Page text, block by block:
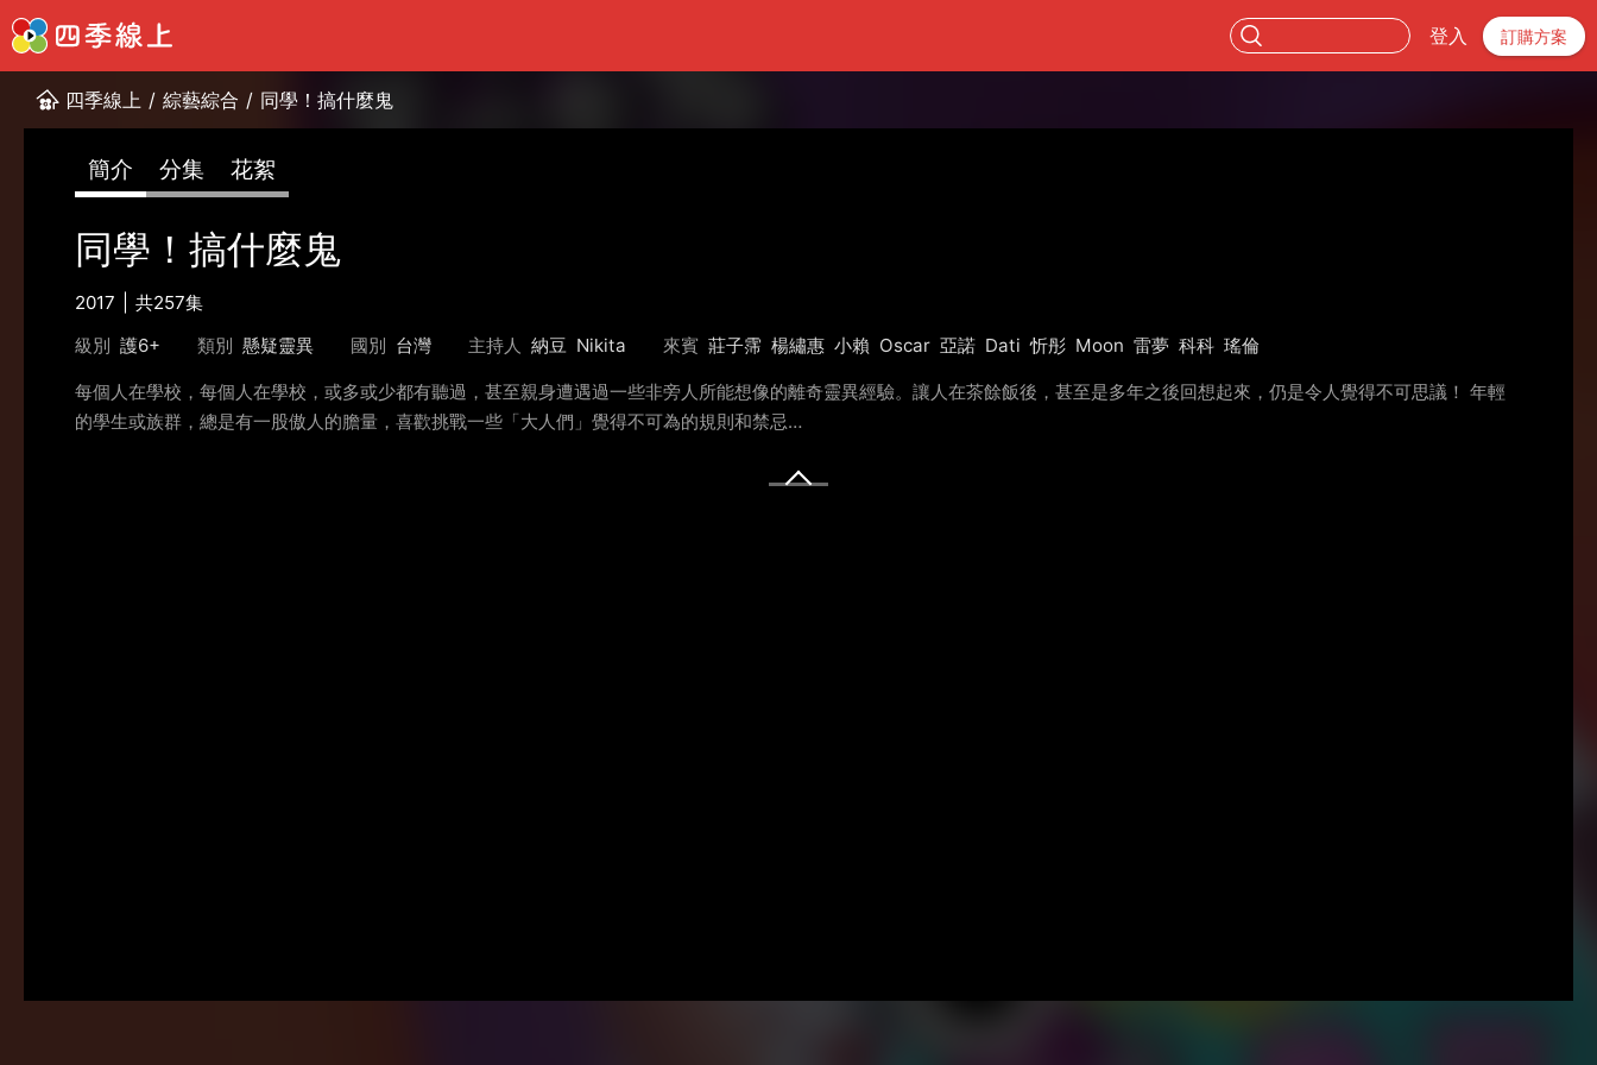
登入 訂購方案
四季線上 / 綜藝綜合 / 同學！搞什麼鬼
簡介 分集 花絮
同學！搞什麼鬼
2017
共257集
級別 護6+ 類別 懸疑靈異 國別 台灣 主持人 納豆 Nikita 來賓 莊子霈 楊繡惠 小賴 Oscar 亞諾 Dati 忻彤 Moon 雷夢 科科 瑤倫
每個人在學校，每個人在學校，或多或少都有聽過，甚至親身遭遇過一些非旁人所能想像的離奇靈異經驗。讓人在茶餘飯後，甚至是多年之後回想起來，仍是令人覺得不可思議！ 年輕
的學生或族群，總是有一股傲人的膽量，喜歡挑戰一些「大人們」覺得不可為的規則和禁忌…